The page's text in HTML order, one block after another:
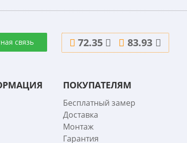
связь 72.35 83.93
ПОКУПАТЕЛЯМ
Бесплатный замер
Доставка
Монтаж
Гарантия